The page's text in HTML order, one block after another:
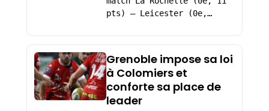
pts) – Leicester (0e,…
Grenoble impose sa loi
à Colomiers et
conforte sa place de
leader